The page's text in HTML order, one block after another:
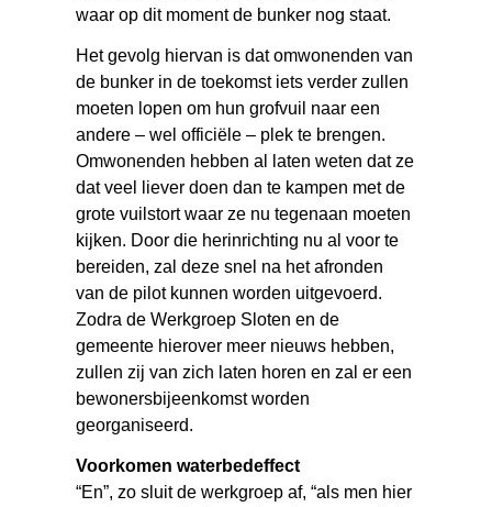
waar op dit moment de bunker nog staat.
Het gevolg hiervan is dat omwonenden van
de bunker in de toekomst iets verder zullen
moeten lopen om hun grofvuil naar een
andere – wel officiële – plek te brengen.
Omwonenden hebben al laten weten dat ze
dat veel liever doen dan te kampen met de
grote vuilstort waar ze nu tegenaan moeten
kijken. Door die herinrichting nu al voor te
bereiden, zal deze snel na het afronden
van de pilot kunnen worden uitgevoerd.
Zodra de Werkgroep Sloten en de
gemeente hierover meer nieuws hebben,
zullen zij van zich laten horen en zal er een
bewonersbijeenkomst worden
georganiseerd.
Voorkomen waterbedeffect
“En”, zo sluit de werkgroep af, “als men hier